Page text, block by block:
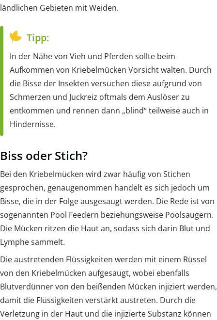
ländlichen Gebieten mit Weiden.
Tipp:
In der Nähe von Vieh und Pferden sollte beim
Aufkommen von Kriebelmücken Vorsicht walten. Durch
die Bisse der Insekten versuchen diese aufgrund von
Schmerzen und Juckreiz oftmals dem Auslöser zu
entkommen und rennen dann „blind“ teilweise auch in
Hindernisse.
Biss oder Stich?
Bei den Kriebelmücken wird zwar häufig von Stichen
gesprochen, genaugenommen handelt es sich jedoch um
Bisse, die in der Folge ausgesaugt werden. Die Rede ist von
sogenannten Pool Feedern beziehungsweise Poolsaugern.
Die Mücken ritzen die Haut an, sodass sich darin Blut und
Lymphe sammelt.
Die austretenden Flüssigkeiten werden mit einem Rüssel
von den Kriebelmücken aufgesaugt, wobei ebenfalls
Blutverdünner von den beißenden Mücken injiziert werden,
damit die Flüssigkeiten verstärkt austreten. Durch die
Verletzung in der Haut und die injizierte Substanz können